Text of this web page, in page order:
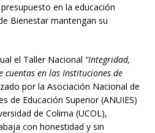
en la educación
Bienestar mantengan su
el Taller Nacional “Integridad,
en las Instituciones de
por la Asociación Nacional de
de Educación Superior (ANUIES)
de Colima (UCOL),
con honestidad y sin